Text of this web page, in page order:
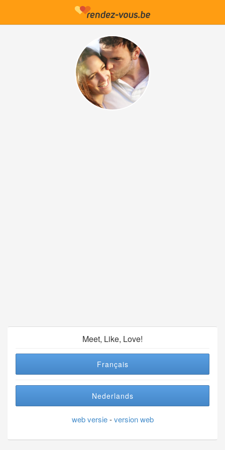
Meet, Like, Love!
Français
Nederlands
web versie-version web